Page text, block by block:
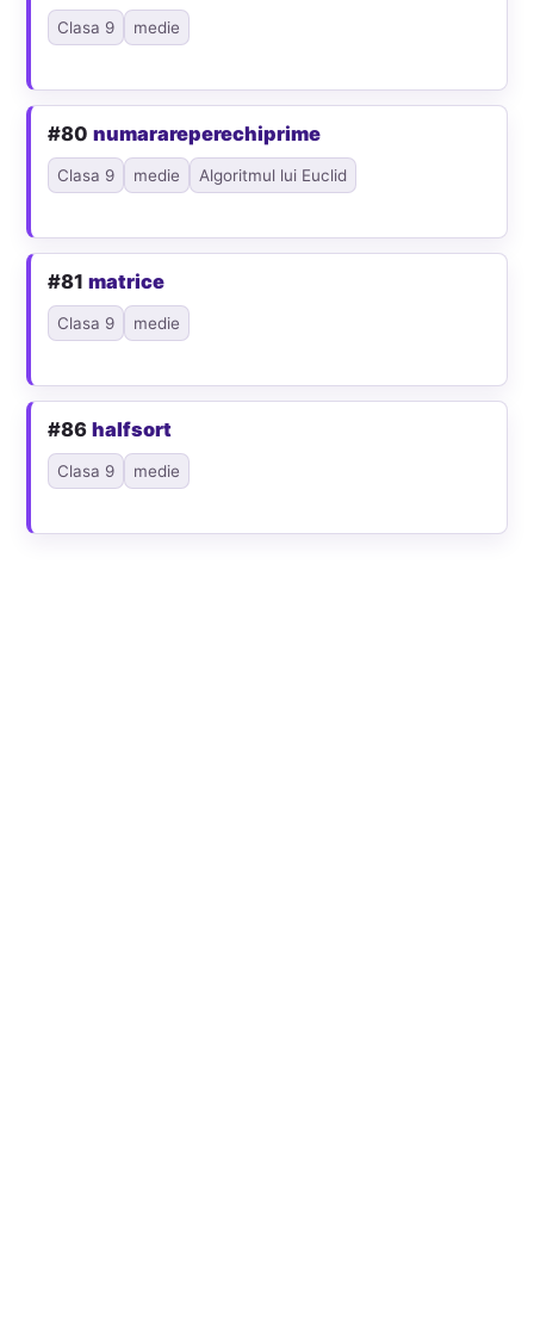
Clasa 9 medie
#80numarareperechiprime
Clasa 9 medie Algoritmul lui Euclid
#81matrice
Clasa 9 medie
#86halfsort
Clasa 9 medie